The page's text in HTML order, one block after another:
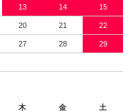
13 14 15
20 21 22
27 28 29
木 金 土